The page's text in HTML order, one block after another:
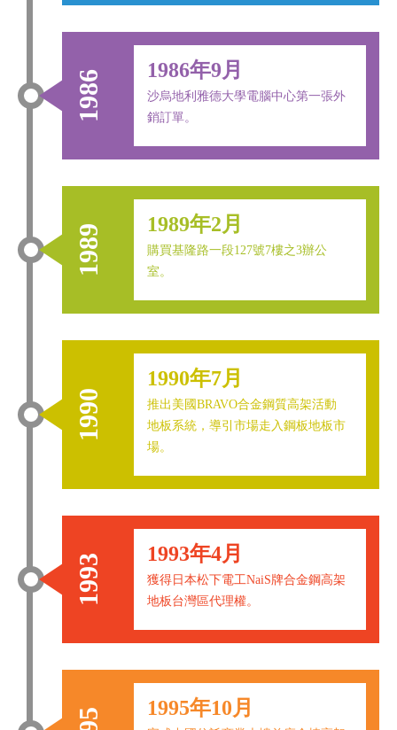
1986 1986年9月
沙烏地利雅德大學電腦中心第一張外
銷訂單。
1989 1989年2月
購買基隆路一段127號7樓之3辦公
室。
1990
1990年7月
推出美國BRAVO合金鋼質高架活動
地板系統，導引市場走入鋼板地板市
場。
1993 1993年4月
獲得日本松下電工NaiS牌合金鋼高架
地板台灣區代理權。
1995年10月